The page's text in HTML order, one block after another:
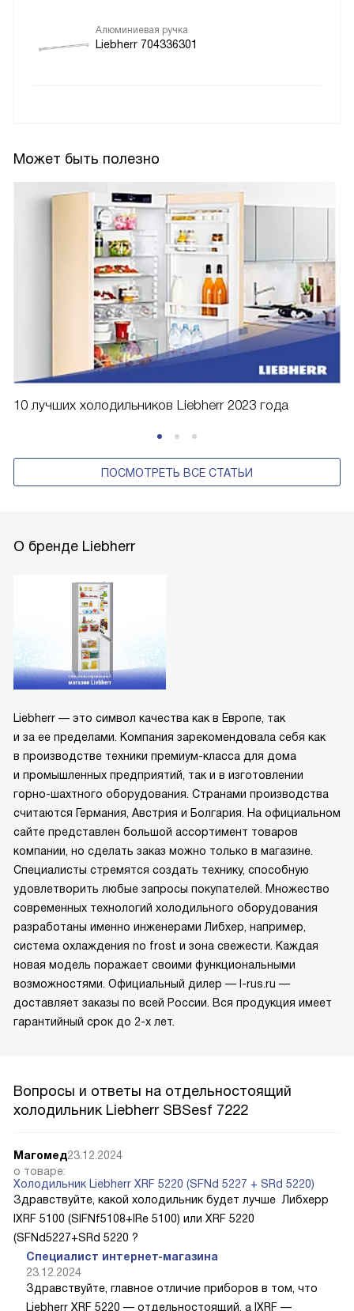
Может быть полезно
10 лучших холодильников Liebherr 2023 года
ПОСМОТРЕТЬ ВСЕ СТАТЬИ
Алюминиевая ручка
Liebherr 704336301
О бренде Liebherr
Liebherr — это символ качества как в Европе, так
и за ее пределами. Компания зарекомендовала себя как
в производстве техники премиум-класса для дома
и промышленных предприятий, так и в изготовлении
горно-шахтного оборудования. Странами производства
считаются Германия, Австрия и Болгария. На официальном
сайте представлен большой ассортимент товаров
компании, но сделать заказ можно только в магазине.
Специалисты стремятся создать технику, способную
удовлетворить любые запросы покупателей. Множество
современных технологий холодильного оборудования
разработаны именно инженерами Либхер, например,
система охлаждения no frost и зона свежести. Каждая
новая модель поражает своими функциональными
возможностями. Официальный дилер — l-rus.ru —
доставляет заказы по всей России. Вся продукция имеет
гарантийный срок до 2-х лет.
Вопросы и ответы на отдельностоящий
холодильник Liebherr SBSesf 7222
Магомед23.12.2024
о товаре:
Холодильник Liebherr XRF 5220 (SFNd 5227 + SRd 5220)
Здравствуйте, какой холодильник будет лучше Либхерр
IXRF 5100 (SIFNf5108+IRe 5100) или XRF 5220
(SFNd5227+SRd 5220 ?
Специалист интернет-магазина
23.12.2024
Здравствуйте, главное отличие приборов в том, что
Liebherr XRF 5220 — отдельностоящий, а IXRF —